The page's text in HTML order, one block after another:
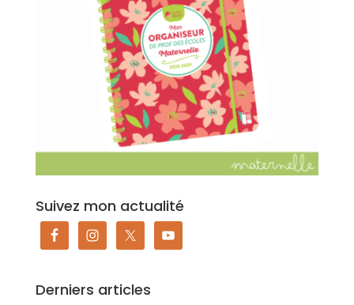
Suivez mon actualité
Derniers articles